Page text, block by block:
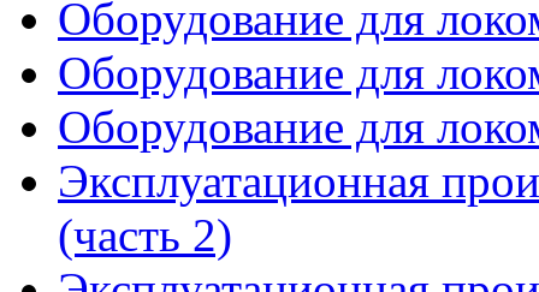
Оборудование для
Оборудование для
Оборудование для
Эксплуатационная
(часть 2)